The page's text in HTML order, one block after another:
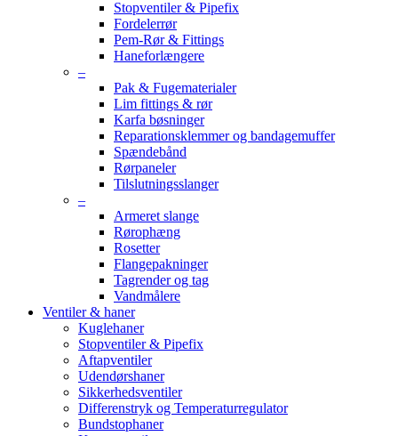
Stopventiler & Pipefix
Fordelerrør
Pem-Rør & Fittings
Haneforlængere
–
Pak & Fugematerialer
Lim fittings & rør
Karfa bøsninger
Reparationsklemmer og bandagemuffer
Spændebånd
Rørpaneler
Tilslutningsslanger
–
Armeret slange
Rørophæng
Rosetter
Flangepakninger
Tagrender og tag
Vandmålere
Ventiler & haner
Kuglehaner
Stopventiler & Pipefix
Aftapventiler
Udendørshaner
Sikkerhedsventiler
Differenstryk og Temperaturregulator
Bundstophaner